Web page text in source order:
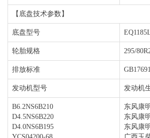
【底盘技术参数】
底盘型号
轮胎规格 295/
排放标准
发动机型号 发动机
B6.2NS6B210
D4.5NS6B220
D4.0NS6B195
东风康
东风康
东风康